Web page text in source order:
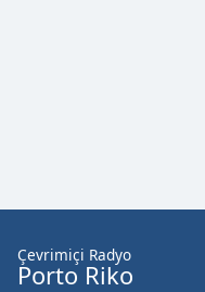
window.
Çevrimiçi Radyo
Porto Riko